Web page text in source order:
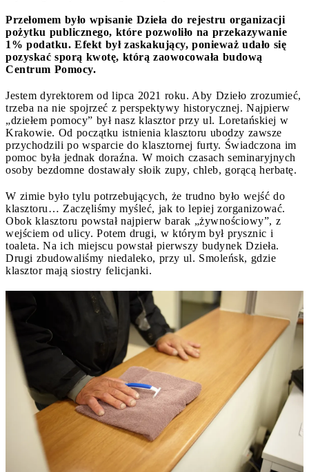
Przełomem było wpisanie Dzieła do rejestru organizacji
pożytku publicznego, które pozwoliło na przekazywanie
1% podatku. Efekt był zaskakujący, ponieważ udało się
pozyskać sporą kwotę, którą zaowocowała budową
Centrum Pomocy.
Jestem dyrektorem od lipca 2021 roku. Aby Dzieło zrozumieć,
trzeba na nie spojrzeć z perspektywy historycznej. Najpierw
„dziełem pomocy” był nasz klasztor przy ul. Loretańskiej w
Krakowie. Od początku istnienia klasztoru ubodzy zawsze
przychodzili po wsparcie do klasztornej furty. Świadczona im
pomoc była jednak doraźna. W moich czasach seminaryjnych
osoby bezdomne dostawały słoik zupy, chleb, gorącą herbatę.
W zimie było tylu potrzebujących, że trudno było wejść do
klasztoru… Zaczęliśmy myśleć, jak to lepiej zorganizować.
Obok klasztoru powstał najpierw barak „żywnościowy”, z
wejściem od ulicy. Potem drugi, w którym był prysznic i
toaleta. Na ich miejscu powstał pierwszy budynek Dzieła.
Drugi zbudowaliśmy niedaleko, przy ul. Smoleńsk, gdzie
klasztor mają siostry felicjanki.